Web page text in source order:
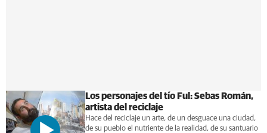
Los personajes del tío Ful: Sebas Román,
artista del reciclaje
Hace del reciclaje un arte, de un desguace una ciudad,
de su pueblo el nutriente de la realidad, de su santuario